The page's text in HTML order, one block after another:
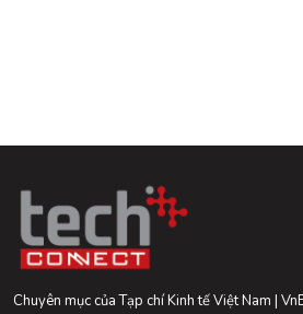
Chuyên mục của Tạp chí Kinh tế Việt Nam |